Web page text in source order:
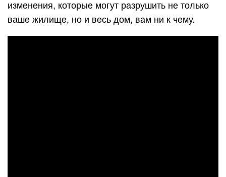
изменения, которые могут разрушить не только
ваше жилище, но и весь дом, вам ни к чему.